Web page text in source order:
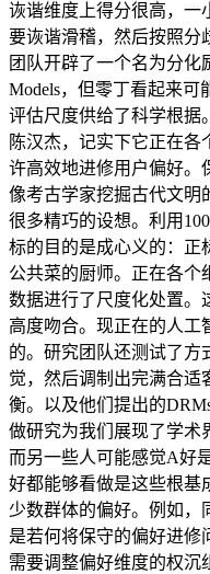
诙谐维度上得分很高，一
要诙谐滑稽，然后按照分
团队开辟了一个名为分化
Models，但零丁看起来
评估尺度供给了科学根据
陈汉杰，记实下它正在
许高效地进修用户偏好。
像考古学家挖掘古代文明
很多精巧的设想。利用
标的目的是成心义的：正
公共菜的厨师。正在各个
数据进行了尺度化处置。
高度吻合。现正在的人工
的。研究团队还测试了方
觉，然后调制出完满合适
衡。以及他们提出的
做研究为我们展现了学术
而另一些人可能感觉A好
好都能够看做是这些根基
少数群体的偏好。例如，
是若何将保守的偏好进修
需要调整偏好维度的权沉